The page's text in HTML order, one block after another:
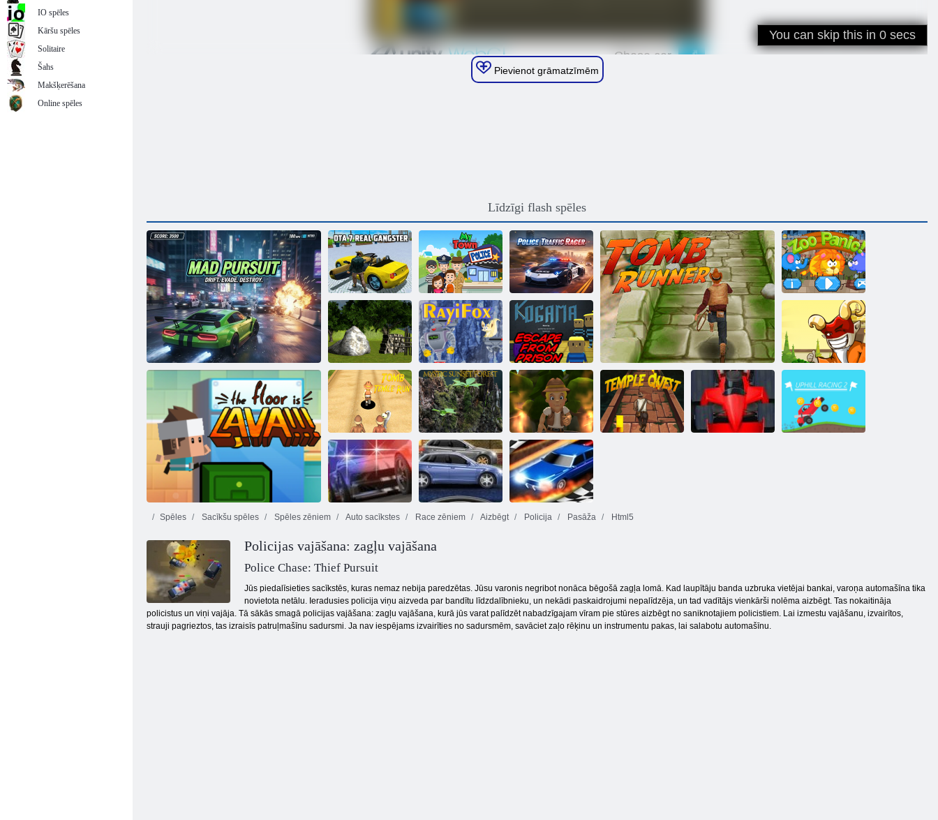
Pievienot grāmatzīmēm
Līdzīgi flash spēles
Trakā vajāšana
DTA 7 — īsts
gangsteris
Manas pilsētas
policija
Policijas
satiksmes
sacīkšu braucējs
Zooloģiskā
dārza panika
Meža Ciems
Getaway
epizode 2
Rayifox
Grīds ir lava
Kogama: aizbēgt
no cietuma
Leģendas par
samuraju
Kapenes Temple
Run
Mistikas
saulrieta mežs
Galīgais skrējējs
Vajāšana uz ielas
Spēles Sacīkšu spēles Spēles zēniem Auto sacīkstes Race zēniem Aizbēgt Policija Pasāža Html5
Policijas vajāšana: zagļu vajāšana
Police Chase: Thief Pursuit
Jūs piedalīsieties sacīkstēs, kuras nemaz nebija paredzētas. Jūsu varonis negribot nonāca bēgošā zagļa lomā. Kad laupītāju banda uzbruka vietējai bankai, varoņa automašīna tika
novietota netālu. Ieradusies policija viņu aizveda par bandītu līdzdalībnieku, un nekādi paskaidrojumi nepalīdzēja, un tad vadītājs vienkārši nolēma aizbēgt. Tas nokaitināja
policistus un viņi vajāja. Tā sākās smagā policijas vajāšana: zagļu vajāšana, kurā jūs varat palīdzēt nabadzīgajam vīram pie stūres aizbēgt no saniknotajiem policistiem. Lai izmestu vajāšanu, izvairītos,
strauji pagrieztos, tas izraisīs patruļmašīnu sadursmi. Ja nav iespējams izvairīties no sadursmēm, savāciet zaļo rēķinu un instrumentu pakas, lai salabotu automašīnu.
IO spēles
Kāršu spēles
Solitaire
Šahs
Makšķerēšana
Online spēles